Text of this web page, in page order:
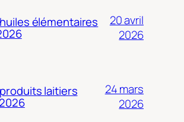
élémentaires
20 avril
2026
laitiers
24 mars
2026